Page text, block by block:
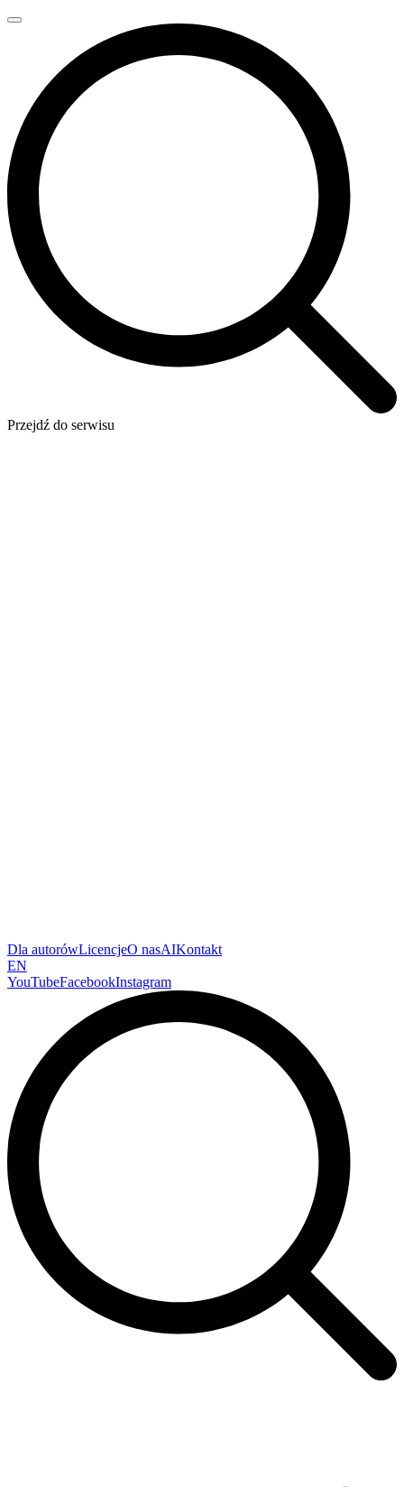
Przejdź do serwisu
Dla autorówLicencjeO nasAIKontakt
EN
YouTubeFacebookInstagram